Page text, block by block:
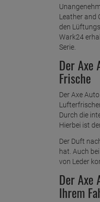
Leather and
den
Wark24
Serie.
Der Axe
Frische
Der Axe
Durch die
Hierbei ist
Der Duft
hat. Auch
von Leder
Der Axe
Ihrem